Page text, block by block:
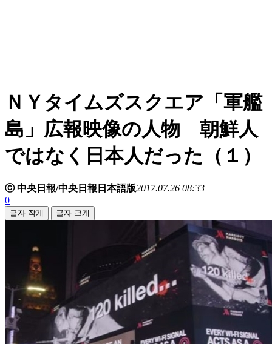
ＮＹタイムズスクエア「軍艦
島」広報映像の人物 朝鮮人
ではなく日本人だった（１）
ⓒ 中央日報/中央日報日本語版2017.07.26 08:33
0
글자 작게 글자 크게